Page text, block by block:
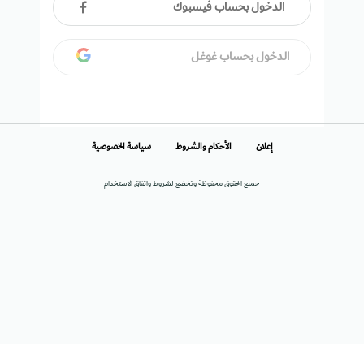
الدخول بحساب فيسبوك
الدخول بحساب غوغل
جميع الحقوق محفوظة وتخضع لشروط واتفاق الاستخدام
إعلان الأحكام والشروط سياسة الخصوصية